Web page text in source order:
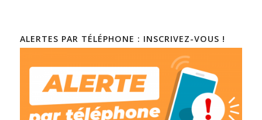
ALERTES PAR TÉLÉPHONE : INSCRIVEZ-VOUS !